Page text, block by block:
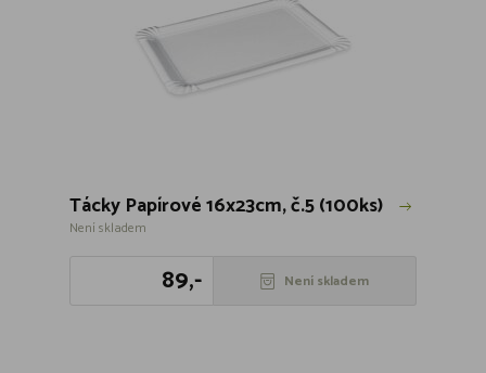
Tácky Papírové 16x23cm, č.5 (100ks)
Není skladem
89,- Není skladem